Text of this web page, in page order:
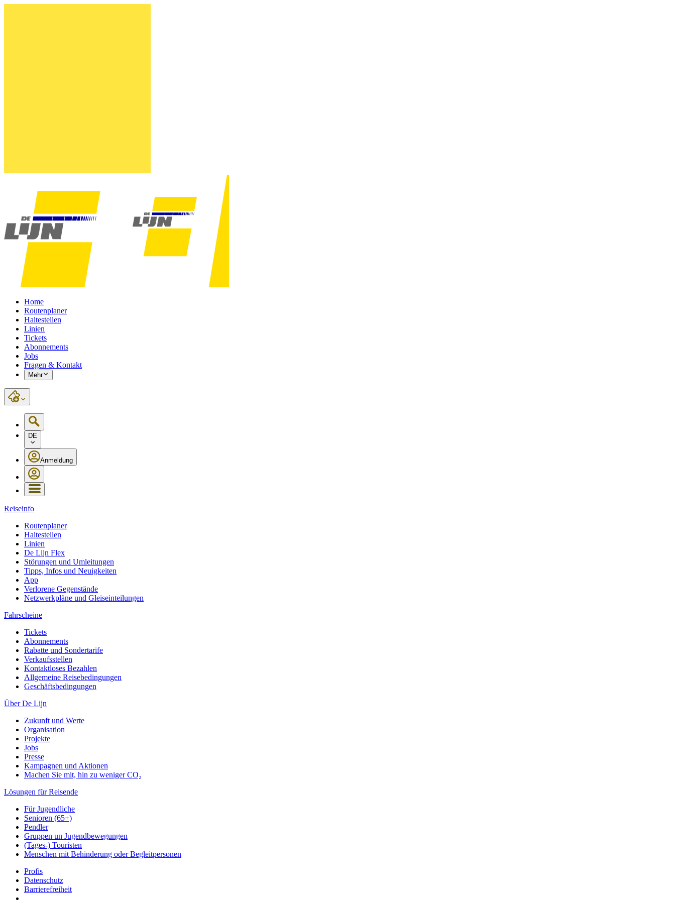
Home
Routenplaner
Haltestellen
Linien
Tickets
Abonnements
Jobs
Fragen & Kontakt
Mehr
DE
Anmeldung
Reiseinfo
Routenplaner
Haltestellen
Linien
De Lijn Flex
Störungen und Umleitungen
Tipps, Infos und Neuigkeiten
App
Verlorene Gegenstände
Netzwerkpläne und Gleiseinteilungen
Fahrscheine
Tickets
Abonnements
Rabatte und Sondertarife
Verkaufsstellen
Kontaktloses Bezahlen
Allgemeine Reisebedingungen
Geschäftsbedingungen
Über De Lijn
Zukunft und Werte
Organisation
Projekte
Jobs
Presse
Kampagnen und Aktionen
Machen Sie mit, hin zu weniger CO₂
Lösungen für Reisende
Für Jugendliche
Senioren (65+)
Pendler
Gruppen un Jugendbewegungen
(Tages-) Touristen
Menschen mit Behinderung oder Begleitpersonen
Profis
Datenschutz
Barrierefreiheit